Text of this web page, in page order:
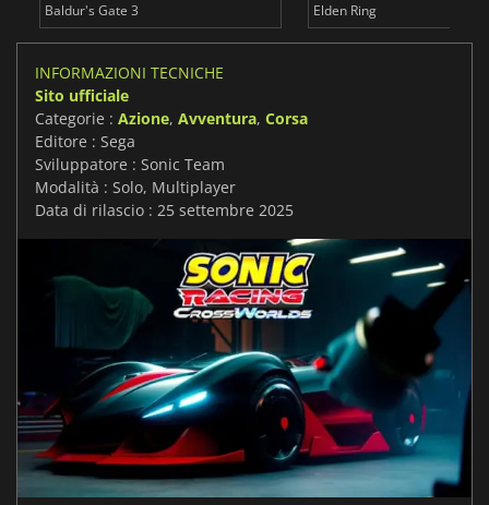
Baldur's Gate 3 Elden Ring
INFORMAZIONI TECNICHE
Sito ufficiale
Categorie : Azione, Avventura, Corsa
Editore : Sega
Sviluppatore : Sonic Team
Modalità : Solo, Multiplayer
Data di rilascio : 25 settembre 2025